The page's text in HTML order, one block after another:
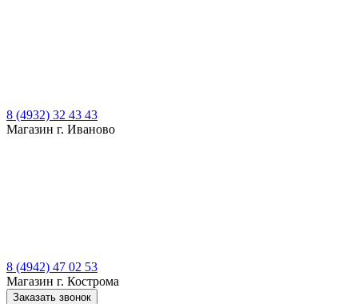
8 (4932) 32 43 43
Магазин г. Иваново
8 (4942) 47 02 53
Магазин г. Кострома
Заказать звонок